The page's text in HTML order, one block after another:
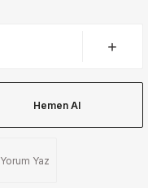
Hemen Al
Yorum Yaz